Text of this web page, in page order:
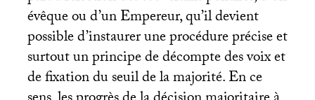
évêque ou d’un Empereur, qu’il devient
possible d’instaurer une procédure précise et
surtout un principe de décompte des voix et
de fixation du seuil de la majorité. En ce